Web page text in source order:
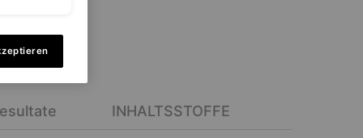
INHALTSSTOFFE